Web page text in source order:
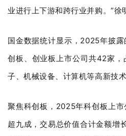
业进行上下游和跨行业并购。”徐
国金数据统计显示，2025年披
创板、创业板上市公司共42家
子、机械设备、计算机等高新技术
聚焦科创板，2025年科创板上
超九成，交易总价值合计金额增